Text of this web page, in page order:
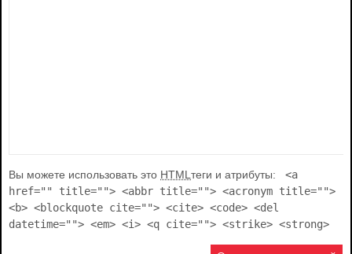
Вы можете использовать это HTMLтеги и атрибуты:
<a
href="" title=""> <abbr title=""> <acronym title="">
<b> <blockquote cite=""> <cite> <code> <del
datetime=""> <em> <i> <q cite=""> <strike> <strong>